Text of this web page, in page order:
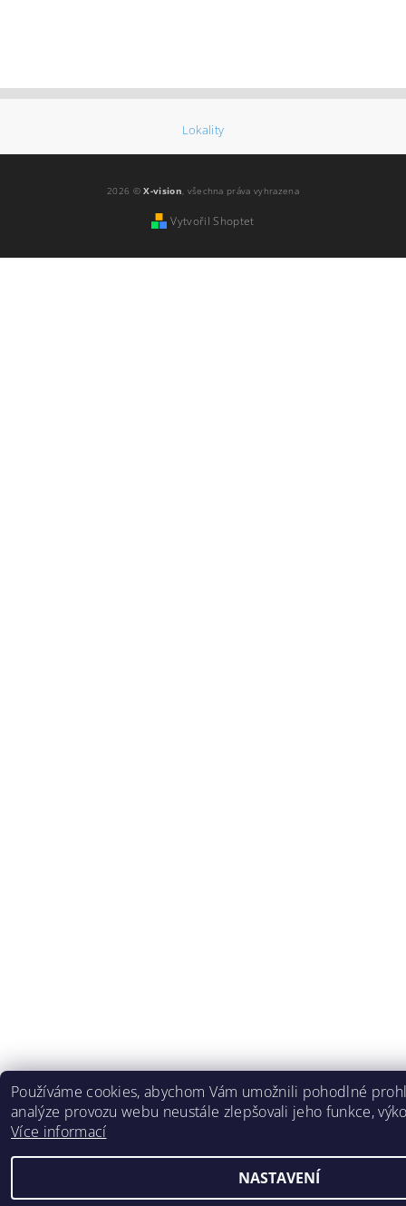
Lokality
2026 ©X-vision, všechna práva vyhrazena
Vytvořil Shoptet
Používáme cookies, abychom Vám umožnili pohodlné
analýze provozu webu neustále zlepšovali jeho funkce,
Více informací
NASTAVENÍ